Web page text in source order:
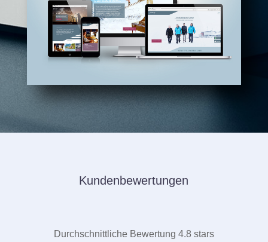
Kundenbewertungen
Durchschnittliche Bewertung 4.8 stars